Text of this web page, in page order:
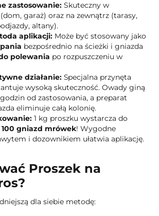
zastosowanie: Skuteczny w
garaż) oraz na zewnątrz (tarasy,
altany).
aplikacji: Może być stosowany jako
bezpośrednio na ścieżki i gniazda
polewania po rozpuszczeniu w
działanie: Specjalna przynęta
wysoką skuteczność. Owady giną
od zastosowania, a preparat
eliminuje całą kolonię.
1 kg proszku wystarcza do
100 gniazd mrówek! Wygodne
i dozownikiem ułatwia aplikację.
Proszek na
dla siebie metodę: